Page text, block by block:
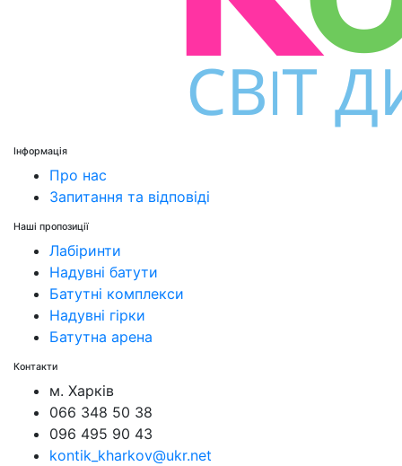
Інформація
Про нас
Запитання та відповіді
Наші пропозиції
Лабіринти
Надувні батути
Батутні комплекси
Надувні гірки
Батутна арена
Контакти
м. Харків
066 348 50 38
096 495 90 43
kontik_kharkov@ukr.net